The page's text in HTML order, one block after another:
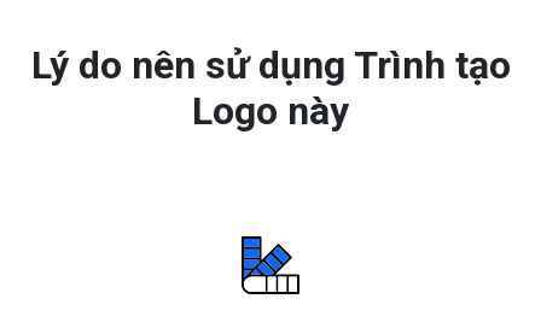
Lý do nên sử dụng Trình tạo
Logo này